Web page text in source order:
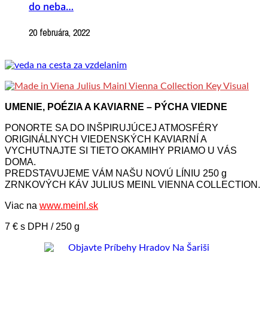
do neba…
20 februára, 2022
UMENIE, POÉZIA A KAVIARNE – PÝCHA VIEDNE
PONORTE SA DO INŠPIRUJÚCEJ ATMOSFÉRY
ORIGINÁLNYCH VIEDENSKÝCH KAVIARNÍ A
VYCHUTNAJTE SI TIETO OKAMIHY PRIAMO U VÁS
DOMA.
PREDSTAVUJEME VÁM NAŠU NOVÚ LÍNIU 250 g
ZRNKOVÝCH KÁV JULIUS MEINL VIENNA COLLECTION.
Viac na www.meinl.sk
7 € s DPH / 250 g